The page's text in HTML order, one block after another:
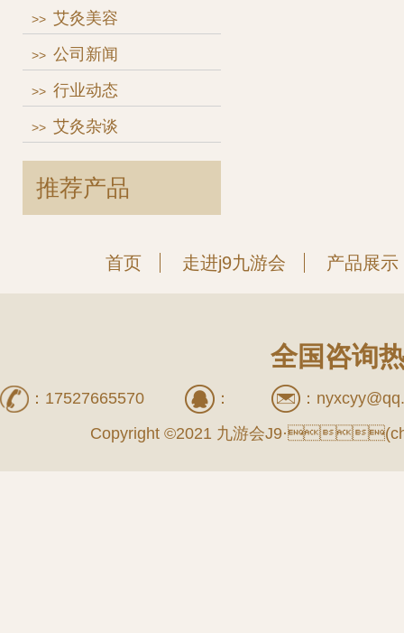
>> 艾灸美容
>> 公司新闻
>> 行业动态
>> 艾灸杂谈
推荐产品
首页 走进j9九游会 产品展示
全国咨询
： 17527665570 ： ：
Copyright ©2021 九游会